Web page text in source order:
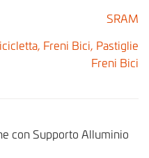
SRAM
Freni Bici, Pastiglie
Freni Bici
con Supporto Alluminio